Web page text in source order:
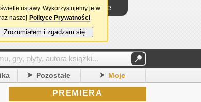
Logowanie
Pozostałe Moje
PREMIERA
ustawy. Wykorzystujemy je w
naszej Polityce Prywatności.
Zrozumiałem i zgadzam się